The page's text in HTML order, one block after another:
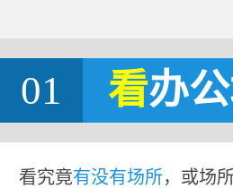
01 看办
看究竟有没有场所，或场